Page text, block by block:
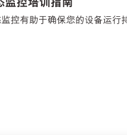
控有助于确保您的设备运行